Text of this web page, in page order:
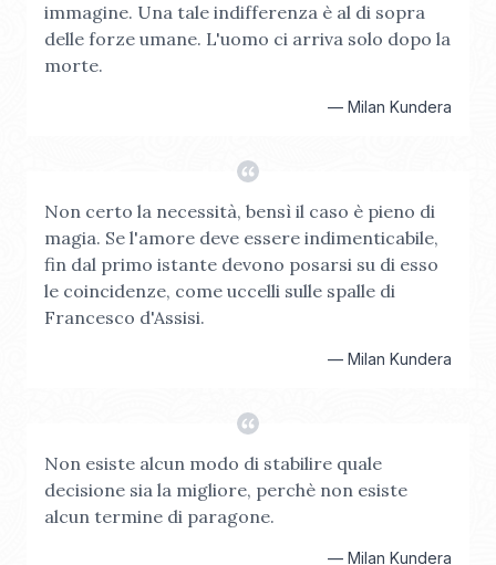
immagine. Una tale indifferenza è al di sopra
delle forze umane. L'uomo ci arriva solo dopo la
morte.
— Milan Kundera
Non certo la necessità, bensì il caso è pieno di
magia. Se l'amore deve essere indimenticabile,
fin dal primo istante devono posarsi su di esso
le coincidenze, come uccelli sulle spalle di
Francesco d'Assisi.
— Milan Kundera
Non esiste alcun modo di stabilire quale
decisione sia la migliore, perchè non esiste
alcun termine di paragone.
— Milan Kundera